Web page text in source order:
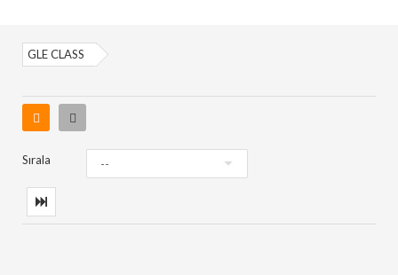
GLE CLASS
Sırala